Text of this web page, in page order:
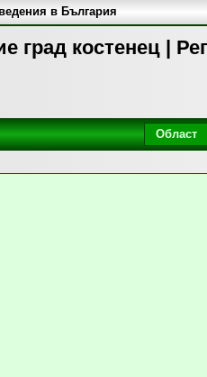
град костенец |
в България
Област